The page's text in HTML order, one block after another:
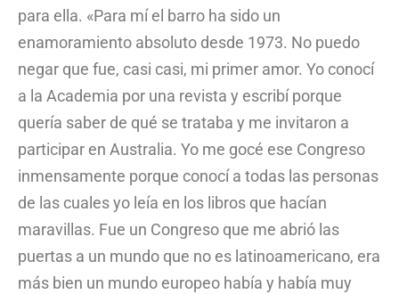
para ella. «Para mí el barro ha sido un
enamoramiento absoluto desde 1973. No puedo
negar que fue, casi casi, mi primer amor. Yo conocí
a la Academia por una revista y escribí porque
quería saber de qué se trataba y me invitaron a
participar en Australia. Yo me gocé ese Congreso
inmensamente porque conocí a todas las personas
de las cuales yo leía en los libros que hacían
maravillas. Fue un Congreso que me abrió las
puertas a un mundo que no es latinoamericano, era
más bien un mundo europeo había y había muy